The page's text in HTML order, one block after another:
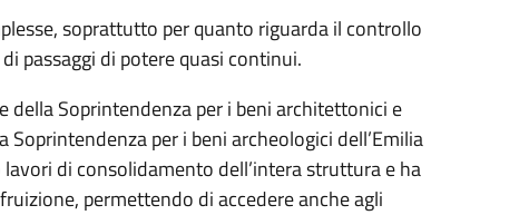
soprattutto per quanto riguarda il controllo
passaggi di potere quasi continui.
della Soprintendenza per i beni architettonici e
per i beni archeologici dell’Emilia
di consolidamento dell’intera struttura e ha
permettendo di accedere anche agli